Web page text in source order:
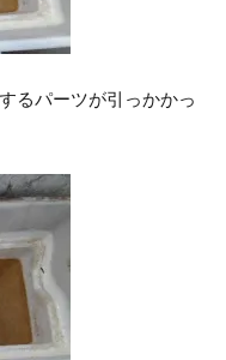
るパーツが引っかかっ